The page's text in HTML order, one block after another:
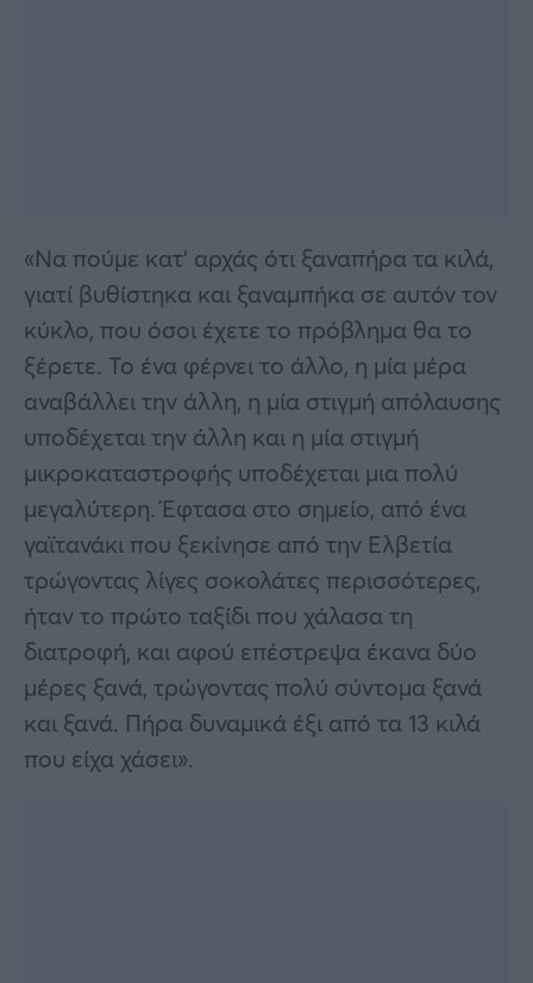
«Να πούμε κατ’ αρχάς ότι ξαναπήρα τα κιλά,
γιατί βυθίστηκα και ξαναμπήκα σε αυτόν τον
κύκλο, που όσοι έχετε το πρόβλημα θα το
ξέρετε. Το ένα φέρνει το άλλο, η μία μέρα
αναβάλλει την άλλη, η μία στιγμή απόλαυσης
υποδέχεται την άλλη και η μία στιγμή
μικροκαταστροφής υποδέχεται μια πολύ
μεγαλύτερη. Έφτασα στο σημείο, από ένα
γαϊτανάκι που ξεκίνησε από την Ελβετία
τρώγοντας λίγες σοκολάτες περισσότερες,
ήταν το πρώτο ταξίδι που χάλασα τη
διατροφή, και αφού επέστρεψα έκανα δύο
μέρες ξανά, τρώγοντας πολύ σύντομα ξανά
και ξανά. Πήρα δυναμικά έξι από τα 13 κιλά
που είχα χάσει».